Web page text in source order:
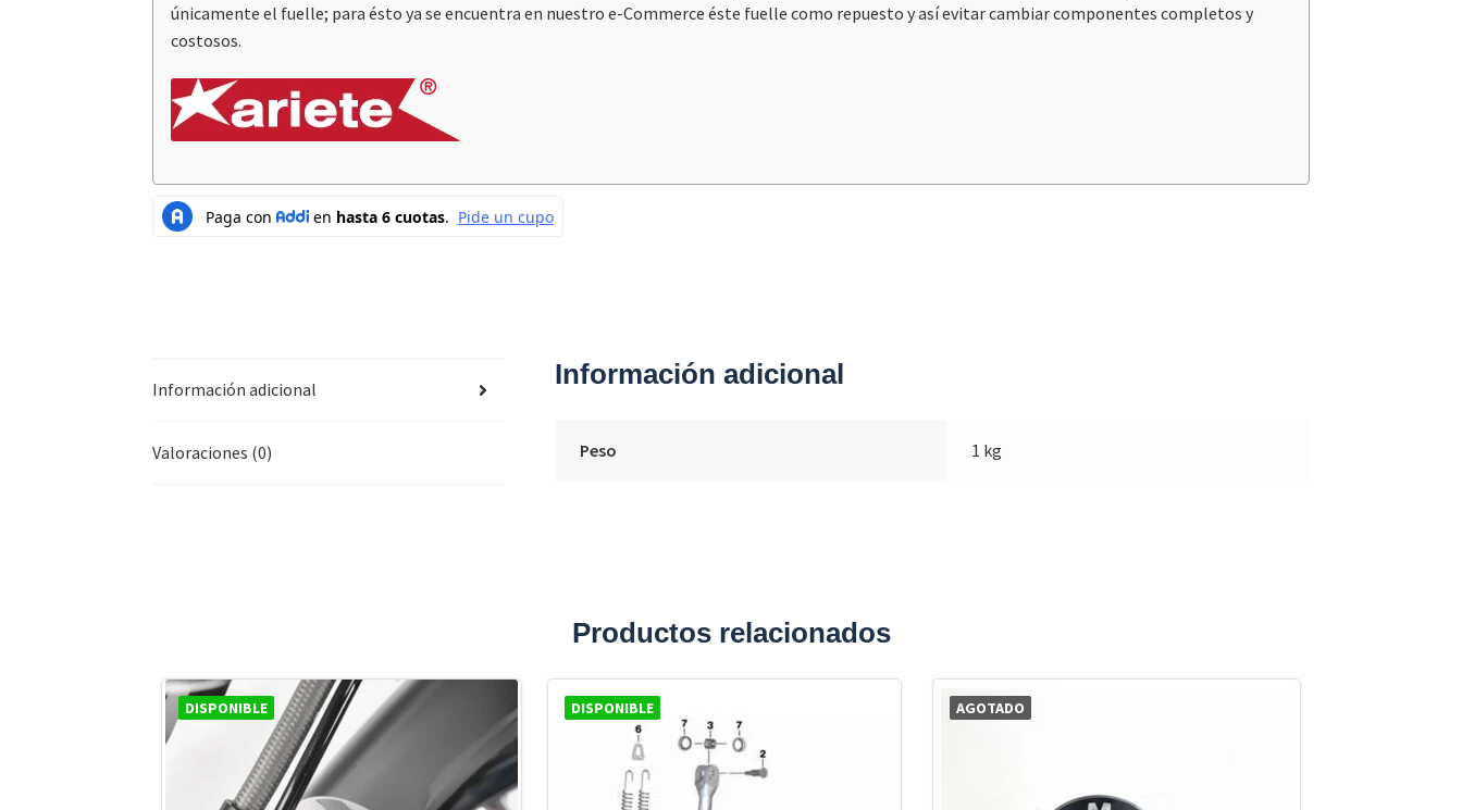
únicamente el fuelle; para ésto ya se encuentra en nuestro e-Commerce éste fuelle como repuesto y así evitar cambiar componentes completos y
costosos.
Información adicional
Valoraciones (0)
Información adicional
Peso 1 kg
Productos relacionados
DISPONIBLE DISPONIBLE AGOTADO